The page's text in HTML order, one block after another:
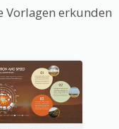
Vorlagen erkunden